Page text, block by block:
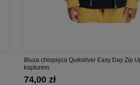
Bluza chłopięca Quiksilver Easy Day Zip
kapturem
74,00 zł